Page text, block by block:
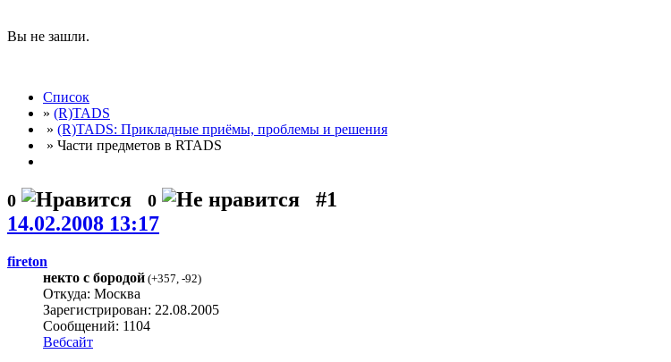
Вы не зашли.
Список
» (R)TADS
» (R)TADS: Прикладные приёмы, проблемы и решения
» Части предметов в RTADS
0 0
#1
14.02.2008 13:17
fireton
некто с бородой (+357 -92)
Откуда: Москва
Зарегистрирован: 22.08.2005
Сообщений: 1104
Вебсайт